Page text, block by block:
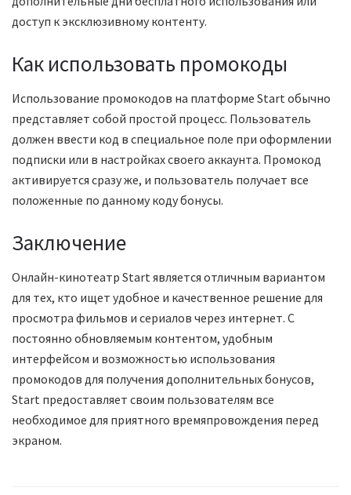
доступ к эксклюзивному контенту.
Как использовать промокоды
Использование промокодов на платформе Start обычно
представляет собой простой процесс. Пользователь
должен ввести код в специальное поле при оформлении
подписки или в настройках своего аккаунта. Промокод
активируется сразу же, и пользователь получает все
положенные по данному коду бонусы.
Заключение
Онлайн-кинотеатр Start является отличным вариантом
для тех, кто ищет удобное и качественное решение для
просмотра фильмов и сериалов через интернет. С
постоянно обновляемым контентом, удобным
интерфейсом и возможностью использования
промокодов для получения дополнительных бонусов,
Start предоставляет своим пользователям все
необходимое для приятного времяпровождения перед
экраном.